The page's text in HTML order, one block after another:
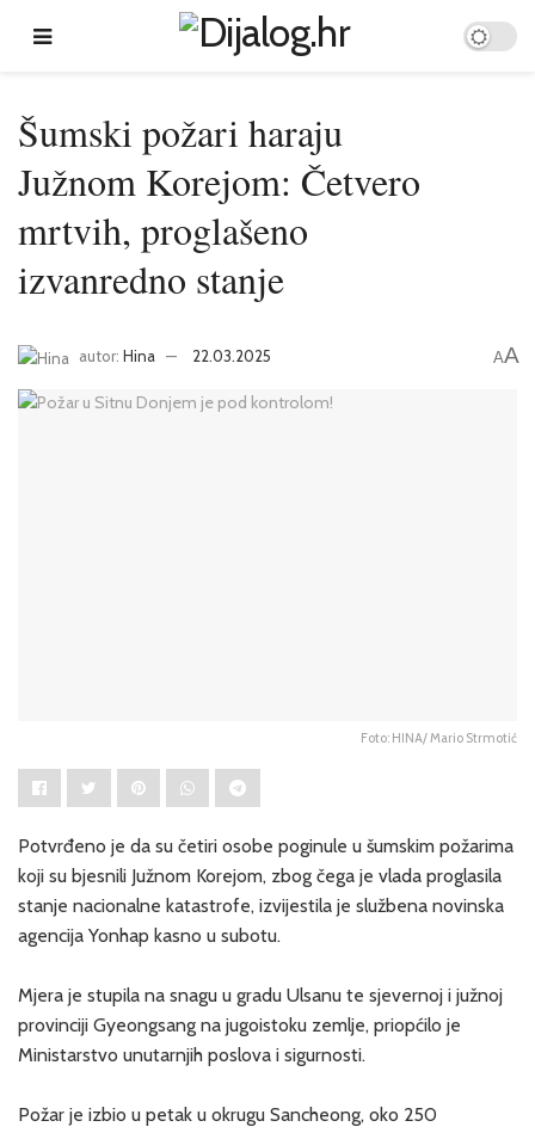
Šumski požari haraju
Južnom Korejom: Četvero
mrtvih, proglašeno
izvanredno stanje
autor: Hina 22.03.2025 AA
Foto: HINA/ Mario Strmotić
Potvrđeno je da su četiri osobe poginule u šumskim požarima
koji su bjesnili Južnom Korejom, zbog čega je vlada proglasila
stanje nacionalne katastrofe, izvijestila je službena novinska
agencija Yonhap kasno u subotu.
Mjera je stupila na snagu u gradu Ulsanu te sjevernoj i južnoj
provinciji Gyeongsang na jugoistoku zemlje, priopćilo je
Ministarstvo unutarnjih poslova i sigurnosti.
Požar je izbio u petak u okrugu Sancheong, oko 250